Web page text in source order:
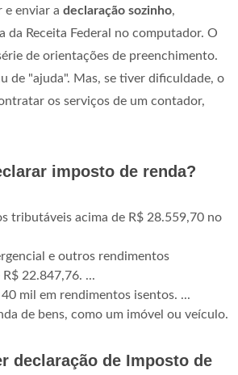
e enviar a declaração sozinho,
da Receita Federal no computador. O
de orientações de preenchimento.
de "ajuda". Mas, se tiver dificuldade, o
os serviços de um contador,
imposto de renda?
tributáveis acima de R$ 28.559,70 no
e outros rendimentos
22.847,76. ...
40 mil em rendimentos isentos. ...
de bens, como um imóvel ou veículo.
declaração de Imposto de